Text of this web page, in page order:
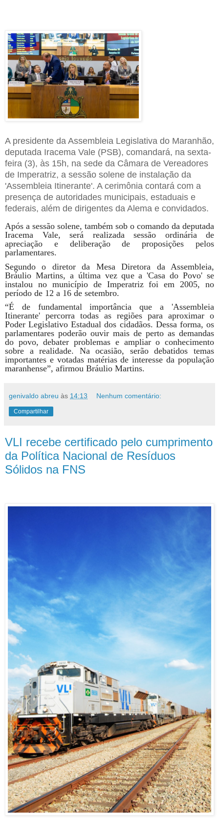
A presidente da Assembleia Legislativa do Maranhão,
deputada Iracema Vale (PSB), comandará, na sexta-
feira (3), às 15h, na sede da Câmara de Vereadores
de Imperatriz, a sessão solene de instalação da
'Assembleia Itinerante'. A cerimônia contará com a
presença de autoridades municipais, estaduais e
federais, além de dirigentes da Alema e convidados.
Após a sessão solene, também sob o comando da deputada
Iracema Vale, será realizada sessão ordinária de
apreciação e deliberação de proposições pelos
parlamentares.
Segundo o diretor da Mesa Diretora da Assembleia,
Bráulio Martins, a última vez que a 'Casa do Povo' se
instalou no município de Imperatriz foi em 2005, no
período de 12 a 16 de setembro.
“É de fundamental importância que a 'Assembleia
Itinerante' percorra todas as regiões para aproximar o
Poder Legislativo Estadual dos cidadãos. Dessa forma, os
parlamentares poderão ouvir mais de perto as demandas
do povo, debater problemas e ampliar o conhecimento
sobre a realidade. Na ocasião, serão debatidos temas
importantes e votadas matérias de interesse da população
maranhense”, afirmou Bráulio Martins.
genivaldo abreu às 14:13 Nenhum comentário:
Compartilhar
VLI recebe certificado pelo cumprimento
da Política Nacional de Resíduos
Sólidos na FNS